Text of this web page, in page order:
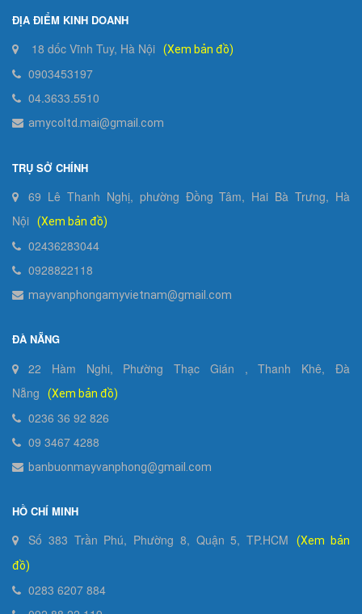
ĐỊA ĐIỂM KINH DOANH
18 dốc Vĩnh Tuy, Hà Nội (Xem bản đồ)
0903453197
04.3633.5510
amycoltd.mai@gmail.com
TRỤ SỞ CHÍNH
69 Lê Thanh Nghị, phường Đồng Tâm, Hai Bà Trưng, Hà
Nội
(Xem bản đồ)
02436283044
0928822118
mayvanphongamyvietnam@gmail.com
ĐÀ NẴNG
22 Hàm Nghi, Phường Thạc Gián , Thanh Khê, Đà
Nẵng
(Xem bản đồ)
0236 36 92 826
09 3467 4288
banbuonmayvanphong@gmail.com
HỒ CHÍ MINH
Số 383 Trần Phú, Phường 8, Quận 5, TP.HCM
(Xem bản
đồ)
0283 6207 884